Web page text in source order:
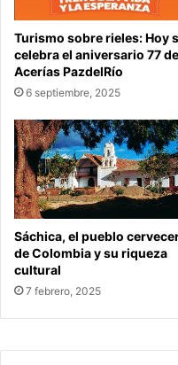
Turismo sobre rieles: Hoy
celebra el aniversario 77 de
Acerías PazdelRío
6 septiembre, 2025
Sáchica, el pueblo
de Colombia y su riqueza
cultural
7 febrero, 2025